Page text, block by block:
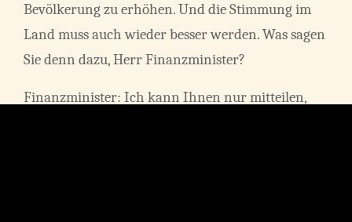
Bevölkerung zu erhöhen. Und die Stimmung im
Land muss auch wieder besser werden. Was sagen
Sie denn dazu, Herr Finanzminister?
Finanzminister: Ich kann Ihnen nur mitteilen,